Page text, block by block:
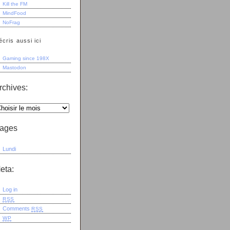
Kill the FM
MindFood
NoFrag
aussi ici
Gaming since 198X
Mastodon
Lundi
Log in
RSS
Comments RSS
WP